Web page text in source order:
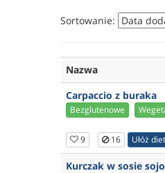
Sortowanie:
Nazwa
Carpaccio z buraka
Bezglutenowe
9 16 Ułóż
Kurczak w sosie